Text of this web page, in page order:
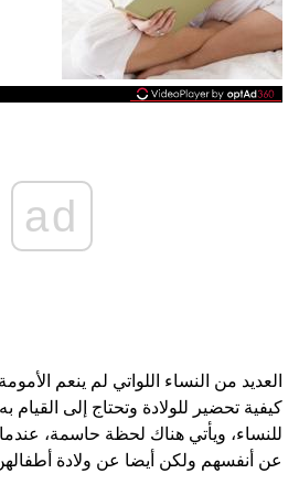
ad
العديد من النساء اللواتي لم ينعم
كيفية تحضير للولادة وتحتاج إلى القيام
للنساء، ويأتي هناك لحظة حاسمة،
عن أنفسهم ولكن أيضا عن ولادة